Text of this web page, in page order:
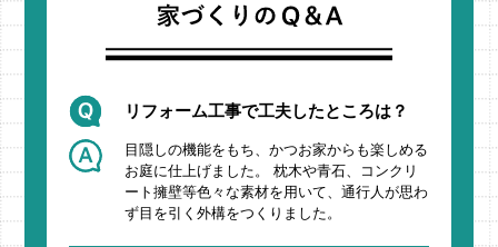
リフォーム工事で工夫したところは？
目隠しの機能をもち、かつお家からも楽しめる
お庭に仕上げました。 枕木や青石、コンクリ
ート擁壁等色々な素材を用いて、通行人が思わ
ず目を引く外構をつくりました。